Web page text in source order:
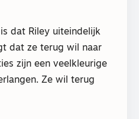
dat Riley uiteindelijk
dat ze terug wil naar
zijn een veelkleurige
Ze wil terug